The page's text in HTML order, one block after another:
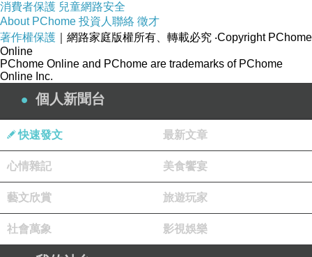
這怪那就是不怪自己，檢討這檢討那就是不檢討
自己，打倒這打倒那就是不打倒自己的習氣。這
樣的惡性循環已漸漸「向下扎根」，就如這對小
姊弟，對別人充滿敵意。但我並不失望，因為我
們可以力行星雲大師提倡的三好運動「說好話、
做好事、存好心」，對別人多說一句好話，多說
一句鼓勵的話，發掘人性善的一面，我相信一定
可以改變惡劣的態勢，向上提升為祥和、有希望
的社會。
我是一位年逾六旬的奶奶，親手帶大兩個兒子，
現在又幫忙照顧孫子，看到太陽花學運、衝進行
消費者保護 兒童網路安全
About PChome 投資人聯絡 徵才
著作權保護 ｜網路家庭版權所有、轉載必究 ‧Copyright PChome
Online
PChome Online and PChome are trademarks of PChome
Online Inc.
個人新聞台
快速發文 最新文章
心情雜記 美食饗宴
藝文欣賞 旅遊玩家
社會萬象 影視娛樂